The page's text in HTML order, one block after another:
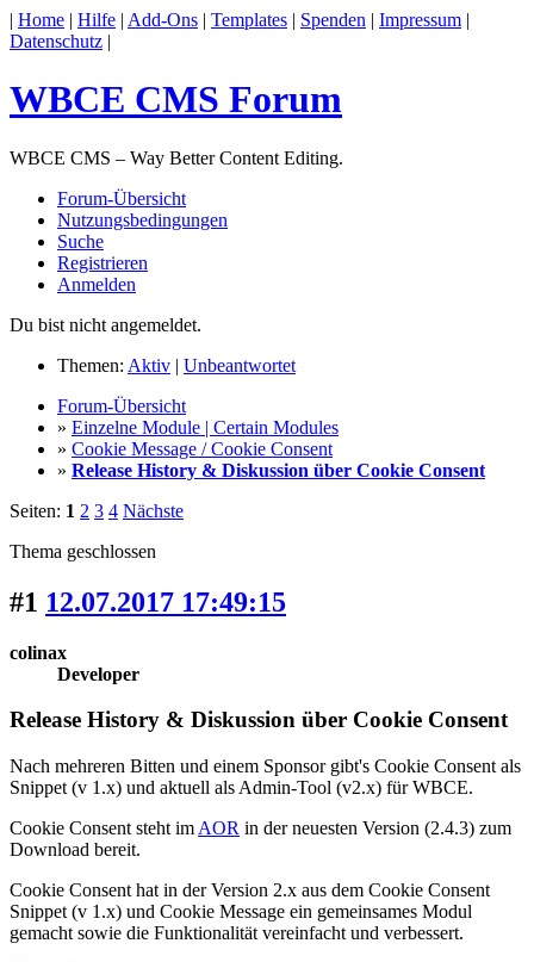
| Home | Hilfe | Add-Ons | Templates | Spenden | Impressum |
Datenschutz |
WBCE CMS Forum
WBCE CMS – Way Better Content Editing.
Forum-Übersicht
Nutzungsbedingungen
Suche
Registrieren
Anmelden
Du bist nicht angemeldet.
Themen: Aktiv | Unbeantwortet
Forum-Übersicht
» Einzelne Module | Certain Modules
» Cookie Message / Cookie Consent
» Release History & Diskussion über Cookie Consent
Seiten: 1 2 3 4 Nächste
Thema geschlossen
#1 12.07.2017 17:49:15
colinax
Developer
Release History & Diskussion über Cookie Consent
Nach mehreren Bitten und einem Sponsor gibt's Cookie Consent als
Snippet (v 1.x) und aktuell als Admin-Tool (v2.x) für WBCE.
Cookie Consent steht im AOR in der neuesten Version (2.4.3) zum
Download bereit.
Cookie Consent hat in der Version 2.x aus dem Cookie Consent
Snippet (v 1.x) und Cookie Message ein gemeinsames Modul
gemacht sowie die Funktionalität vereinfacht und verbessert.